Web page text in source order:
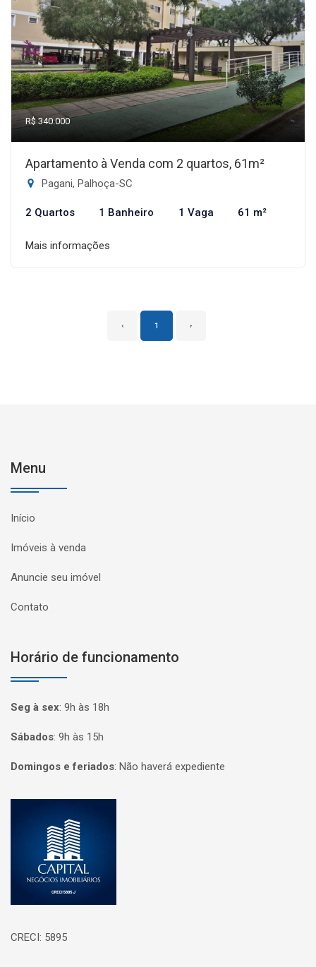
R$ 340.000
Apartamento à Venda com 2 quartos, 61m²
Pagani, Palhoça-SC
2 Quartos 1 Banheiro 1 Vaga 61 m²
Mais informações
‹ 1 ›
Menu
Início
Imóveis à venda
Anuncie seu imóvel
Contato
Horário de funcionamento
Seg à sex: 9h às 18h
Sábados: 9h às 15h
Domingos e feriados: Não haverá expediente
CRECI: 5895